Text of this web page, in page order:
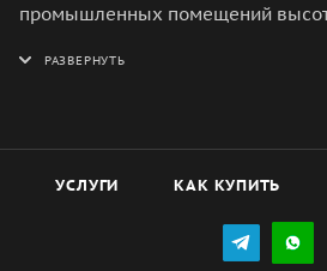
промышленных помещений
фронтом и рядностью, что
диаметром 550 мм создают
который может достигать длины
двух-, трех- и четырехрядным
УСЛУГИ КАК КУПИТЬ